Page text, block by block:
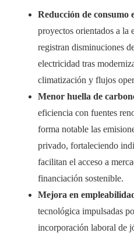
Reducción de consumo
proyectos orientados a la
registran disminuciones
electricidad tras
climatización y flujos
Menor huella de
eficiencia con fuentes
forma notable las
privado, fortaleciendo
facilitan el acceso a
financiación sostenible.
Mejora en
tecnológica impulsadas
incorporación laboral de